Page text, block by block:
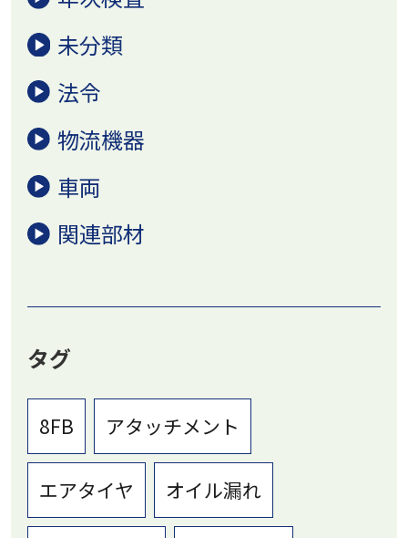
未分類
法令
物流機器
車両
関連部材
タグ
8FB アタッチメント
エアタイヤ オイル漏れ